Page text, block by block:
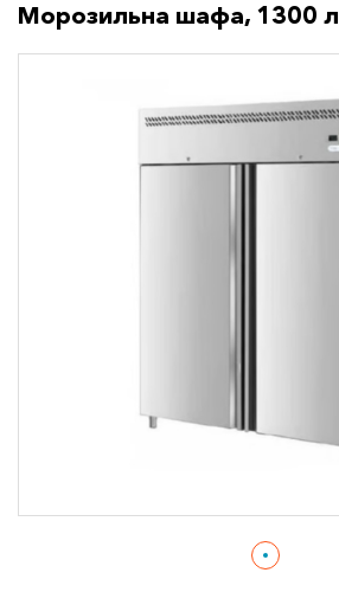
Морозильна шафа, 1300 л